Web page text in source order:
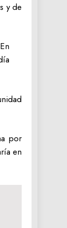
y de
En
por
en